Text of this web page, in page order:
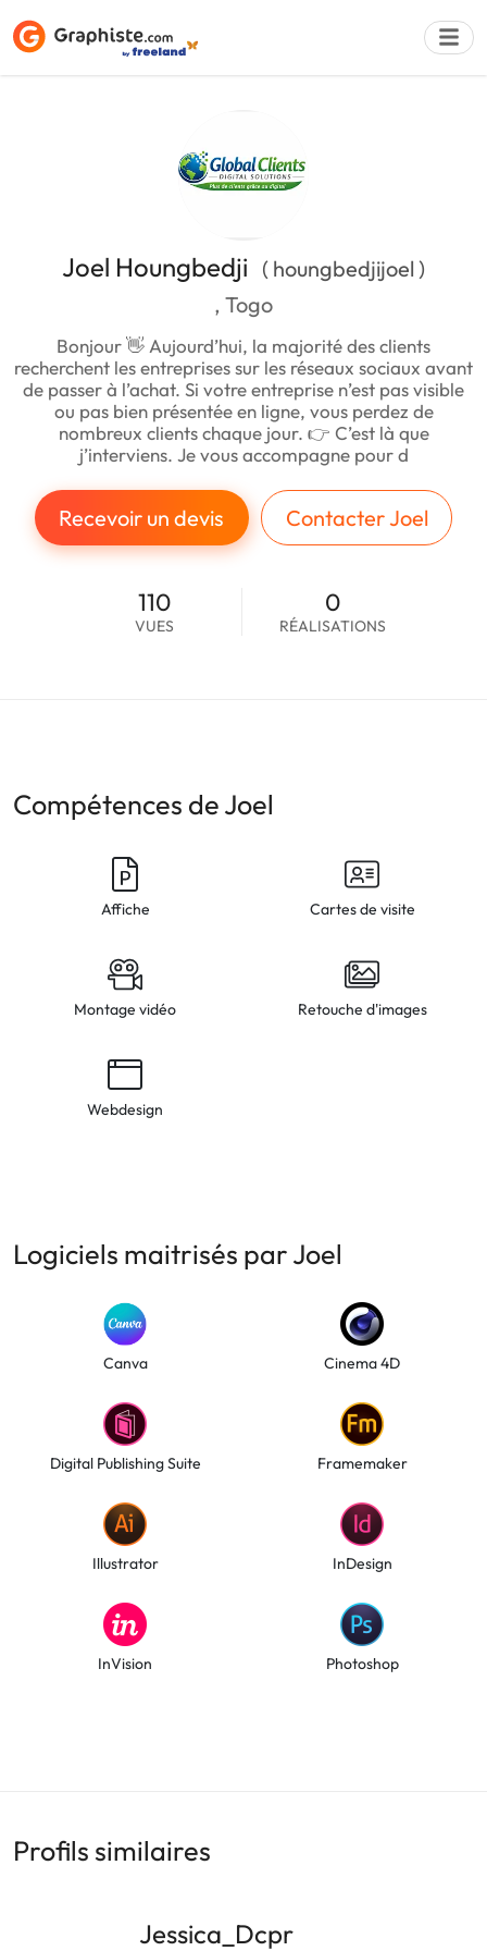
Joel Houngbedji ( houngbedjijoel )
, Togo
Bonjour 👋 Aujourd’hui, la majorité des clients
recherchent les entreprises sur les réseaux sociaux avant
de passer à l’achat. Si votre entreprise n’est pas visible
ou pas bien présentée en ligne, vous perdez de
nombreux clients chaque jour. 👉 C’est là que
j’interviens. Je vous accompagne pour d
Recevoir un devis Contacter Joel
110
VUES
0
RÉALISATIONS
Compétences de Joel
Affiche Cartes de visite
Montage vidéo Retouche d'images
Webdesign
Logiciels maitrisés par Joel
Canva Cinema 4D
Digital Publishing Suite Framemaker
Illustrator InDesign
InVision Photoshop
Profils similaires
Jessica_Dcpr